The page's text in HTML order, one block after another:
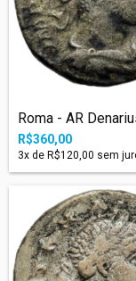
Roma - AR
R$360,00
3x de R$120,00 sem